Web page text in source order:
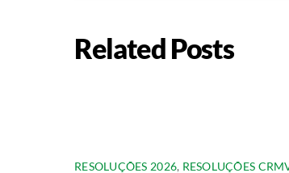
Related Posts
RESOLUÇÕES 2026, RESOLUÇÕES